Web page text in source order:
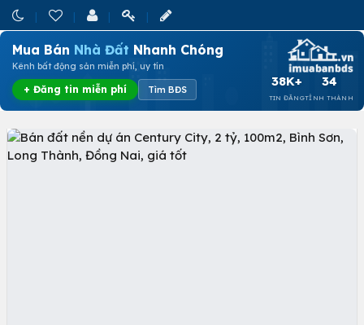
Mua Bán Nhà Đất Nhanh Chóng
Kênh bất động sản miễn phí, uy tín
+ Đăng tin miễn phí Tìm BĐS
38K+
TIN ĐĂNG
34
TỈNH THÀNH